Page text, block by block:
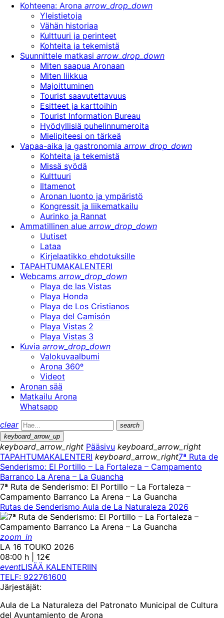
Kohteena: Arona arrow_drop_down
Yleistietoja
Vähän historiaa
Kulttuuri ja perinteet
Kohteita ja tekemistä
Suunnittele matkasi arrow_drop_down
Miten saapua Aronaan
Miten liikkua
Majoittuminen
Tourist saavutettavuus
Esitteet ja karttoihin
Tourist Information Bureau
Hyödyllisiä puhelinnumeroita
Mielipiteesi on tärkeä
Vapaa-aika ja gastronomia arrow_drop_down
Kohteita ja tekemistä
Missä syödä
Kulttuuri
Iltamenot
Aronan luonto ja ympäristö
Kongressit ja liikematkailu
Aurinko ja Rannat
Ammatillinen alue arrow_drop_down
Uutiset
Lataa
Kirjelaatikko ehdotuksille
TAPAHTUMAKALENTERI
Webcams arrow_drop_down
Playa de las Vistas
Playa Honda
Playa de Los Cristianos
Playa del Camisón
Playa Vistas 2
Playa Vistas 3
Kuvia arrow_drop_down
Valokuvaalbumi
Arona 360º
Videot
Aronan sää
Matkailu Arona
Whatsapp
clear
search
keyboard_arrow_up
keyboard_arrow_right Pääsivu keyboard_arrow_right
TAPAHTUMAKALENTERI keyboard_arrow_right7ª Ruta de
Senderismo: El Portillo – La Fortaleza – Campamento
Barranco La Arena – La Guancha
7ª Ruta de Senderismo: El Portillo – La Fortaleza –
Campamento Barranco La Arena – La Guancha
Rutas de Senderismo Aula de La Naturaleza 2026
zoom_in
LA 16 TOUKO 2026
08:00 h | 12€
eventLISÄÄ KALENTERIIN
TELF: 922761600
Järjestäjät:
Aula de La Naturaleza del Patronato Municipal de Cultura
del Ayuntamiento de Arona